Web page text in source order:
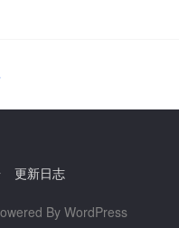
更新日志
By WordPress